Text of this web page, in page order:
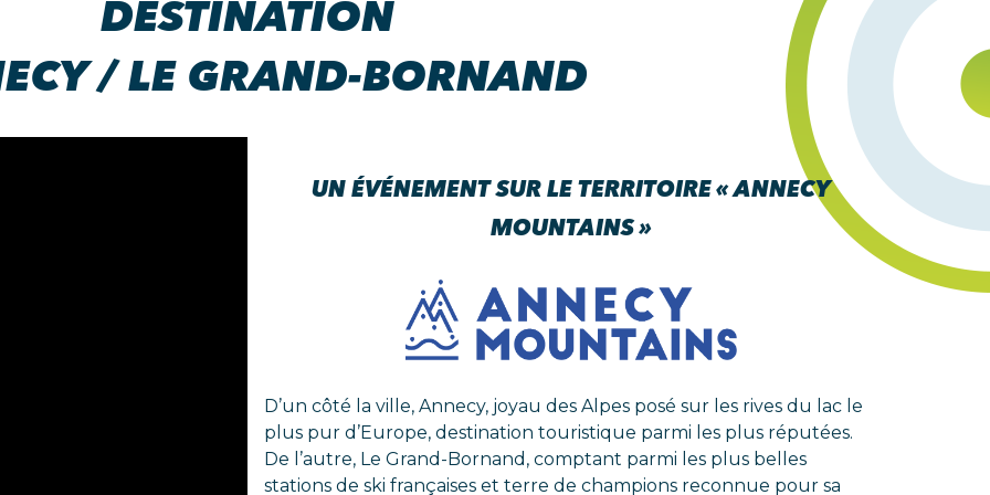
DESTINATION
/ LE GRAND-BORNAND
UN ÉVÉNEMENT SUR LE TERRITOIRE « ANNECY
MOUNTAINS »
D’un côté la ville, Annecy, joyau des Alpes posé sur les rives du lac le
plus pur d’Europe, destination touristique parmi les plus réputées.
De l’autre, Le Grand-Bornand, comptant parmi les plus belles
stations de ski françaises et terre de champions reconnue pour sa